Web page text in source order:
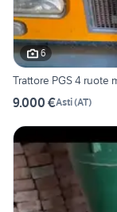
6
Trattore PGS 4 ruote
9.000 €Asti(AT)